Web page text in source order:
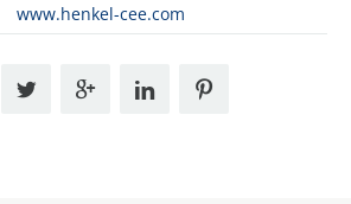
www.henkel-cee.com